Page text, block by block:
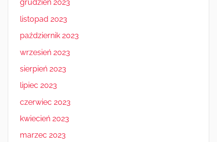
grudzień 2023
listopad 2023
październik 2023
wrzesień 2023
sierpień 2023
lipiec 2023
czerwiec 2023
kwiecień 2023
marzec 2023